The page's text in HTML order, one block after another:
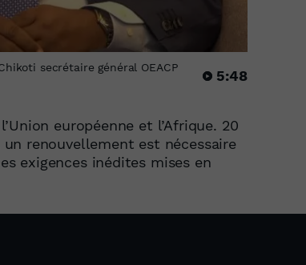
secrétaire général OEACP
5:48
européenne et l’Afrique. 20
renouvellement est nécessaire
exigences inédites mises en